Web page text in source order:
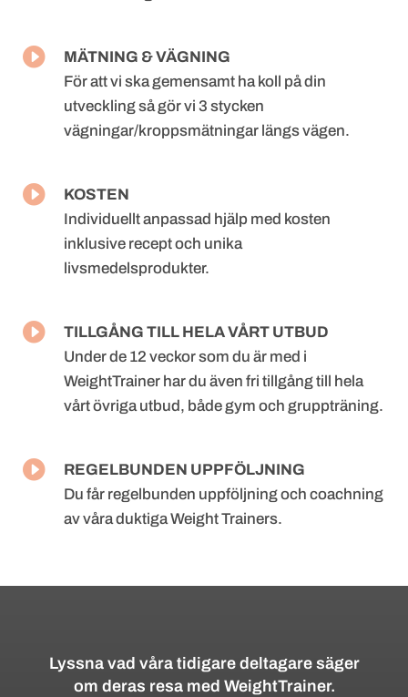

MÄTNING & VÄGNING
För att vi ska gemensamt ha koll på din
utveckling så gör vi 3 stycken
vägningar/kroppsmätningar längs vägen.

KOSTEN
Individuellt anpassad hjälp med kosten
inklusive recept och unika
livsmedelsprodukter.

TILLGÅNG TILL HELA VÅRT UTBUD
Under de 12 veckor som du är med i
WeightTrainer har du även fri tillgång till hela
vårt övriga utbud, både gym och gruppträning.

REGELBUNDEN UPPFÖLJNING
Du får regelbunden uppföljning och coachning
av våra duktiga WeightTrainers.
Lyssna vad våra tidigare deltagare säger
om deras resa med WeightTrainer.